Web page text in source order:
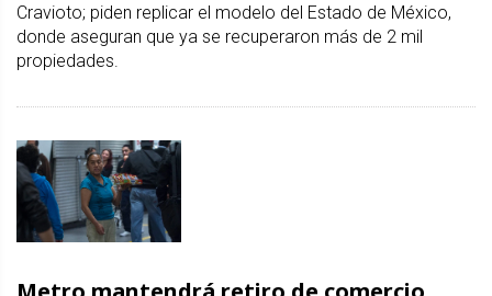
Cravioto; piden replicar el modelo del Estado de México,
donde aseguran que ya se recuperaron más de 2 mil
propiedades.